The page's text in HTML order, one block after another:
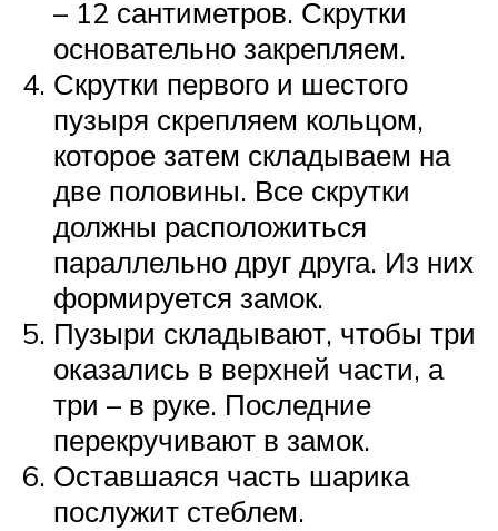
– 12 сантиметров. Скрутки
основательно закрепляем.
Скрутки первого и шестого
пузыря скрепляем кольцом,
которое затем складываем на
две половины. Все скрутки
должны расположиться
параллельно друг друга. Из них
формируется замок.
Пузыри складывают, чтобы три
оказались в верхней части, а
три – в руке. Последние
перекручивают в замок.
Оставшаяся часть шарика
послужит стеблем.